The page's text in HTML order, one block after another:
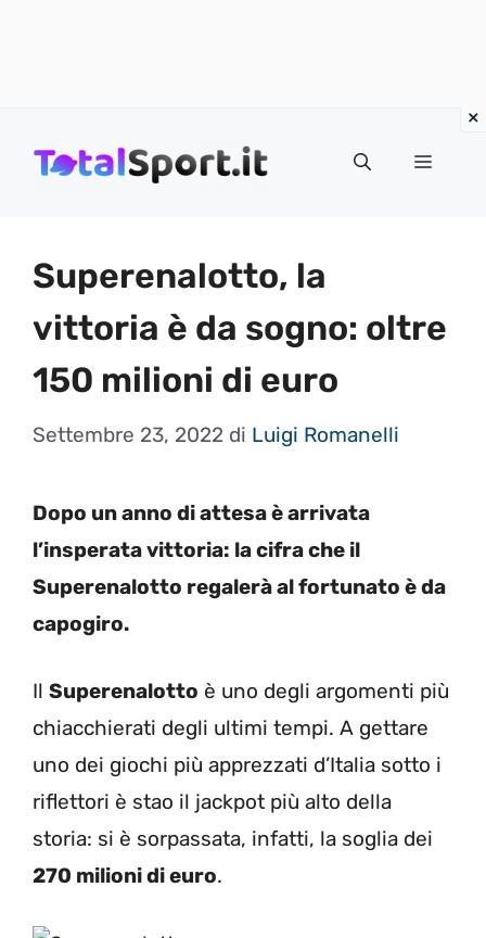
MENU
Superenalotto, la
vittoria è da sogno: oltre
150 milioni di euro
Settembre 23, 2022 di Luigi Romanelli
Dopo un anno di attesa è arrivata
l’insperata vittoria: la cifra che il
Superenalotto regalerà al fortunato è da
capogiro.
Il Superenalotto è uno degli argomenti più
chiacchierati degli ultimi tempi. A gettare
uno dei giochi più apprezzati d’Italia sotto i
riflettori è stao il jackpot più alto della
storia: si è sorpassata, infatti, la soglia dei
270 milioni di euro.